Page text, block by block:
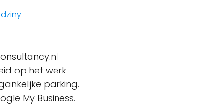
op het werk.
parking.
My Business.